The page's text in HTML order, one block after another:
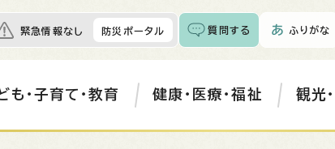
緊急情報なし 防災ポータル 質問する ふりがな
も・子育て・教育 健康・医療・福祉 観光